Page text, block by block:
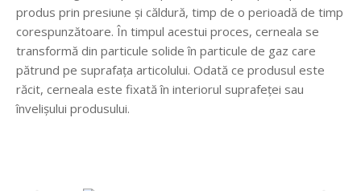
produs prin presiune și căldură, timp de o perioadă de timp
corespunzătoare. În timpul acestui proces, cerneala se
transformă din particule solide în particule de gaz care
pătrund pe suprafața articolului. Odată ce produsul este
răcit, cerneala este fixată în interiorul suprafeței sau
învelișului produsului.